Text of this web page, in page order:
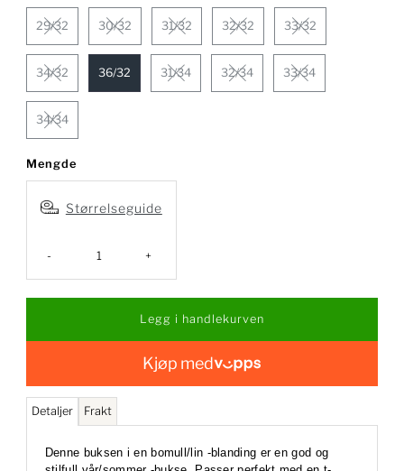
29/32 30/32 31/32 32/32 33/32
34/32 36/32 31/34 32/34 33/34
34/34
Mengde
Størrelseguide
- +
Kjøp med
Detaljer Frakt
Denne buksen i en bomull/lin -blanding er en god og